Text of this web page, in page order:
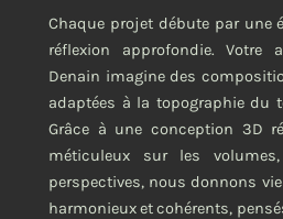
Chaque projet débute par une
réflexion approfondie. Votre
Denain imagine des
adaptées à la topographie du
Grâce à une conception 3D
méticuleux sur les
perspectives, nous donnons
harmonieux et cohérents,